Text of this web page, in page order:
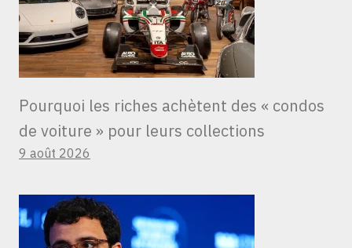
Pourquoi les riches achètent des « condos
de voiture » ​​pour leurs collections
9 août 2026